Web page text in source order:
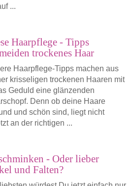
...
Haarpflege - Tipps
trockenes Haar
Haarpflege-Tipps machen aus
krisseligen trockenen Haaren mit
Geduld eine glänzenden
Denn ob deine Haare
und schön sind, liegt nicht
an der richtigen ...
- Oder lieber
und Falten?